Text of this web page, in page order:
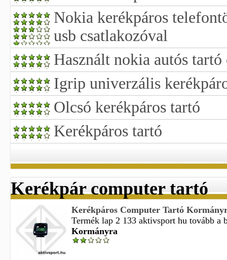
Nokia kerékpáros
usb csatlakozóval
Használt nokia autós tartó
Igrip univerzális
Olcsó kerékpáros tartó
Kerékpáros tartó
Kerékpár computer tartó
Kerékpáros Computer Tartó
Termék lap 2 133 aktivsport hu tovább a
Kormányra